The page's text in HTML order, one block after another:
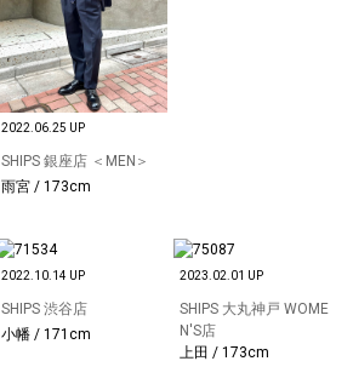
2022.06.25 UP
SHIPS 銀座店 ＜MEN＞
雨宮 / 173cm
2022.10.14 UP
SHIPS 渋谷店
小幡 / 171cm
2023.02.01 UP
SHIPS 大丸神戸 WOME
N'S店
上田 / 173cm